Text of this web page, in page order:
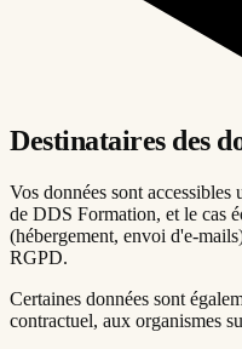
Destinataires des
Vos données sont
de DDS Formation, et le cas
(hébergement, envoi d'e-
RGPD.
Certaines données sont
contractuel, aux organismes